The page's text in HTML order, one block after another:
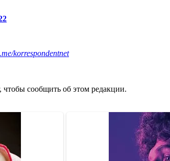
korrespondentnet
сообщить об этом редакции.